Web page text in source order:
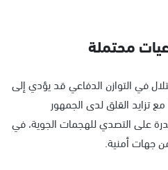
محتملة
في التوازن الدفاعي قد يؤدي إلى
مع تزايد القلق لدى الجمهور
على التصدي للهجمات الجوية، في
جهات أمنية.